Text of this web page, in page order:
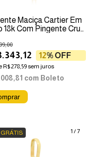
Maciça Cartier Em
18k Com Pingente Cruz
12% OFF
R$278,59sem juros
com Boleto
1 /7
GRÁTIS